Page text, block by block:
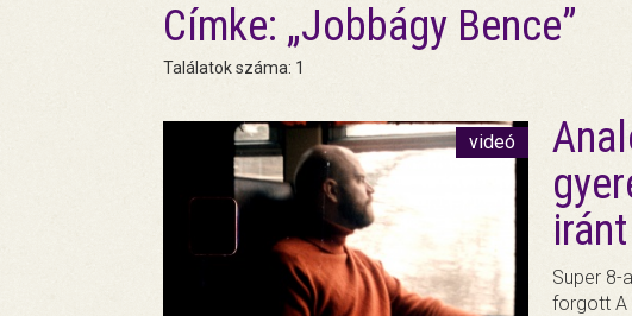
Címke: „Jobbágy Bence”
Találatok száma: 1
videó
iránt
Super 8-
forgott A